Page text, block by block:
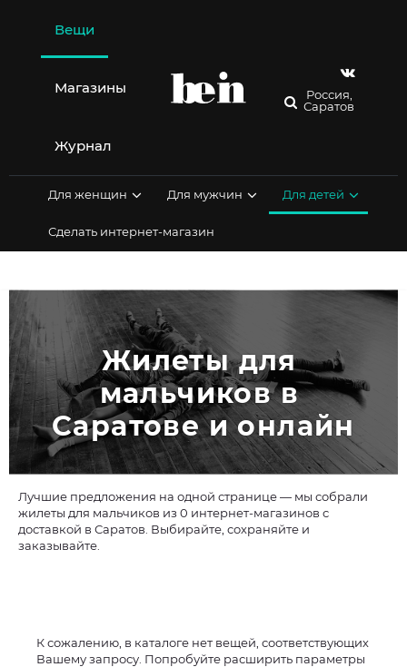
содержимому
Вещи
Магазины
Журнал
Россия,
Саратов
Для женщин Для мужчин Для детей
Сделать интернет-магазин
Жилеты для
мальчиков в
Саратове и онлайн
Лучшие предложения на одной странице — мы собрали
жилеты для мальчиков из 0 интернет-магазинов с
доставкой в Саратов. Выбирайте, сохраняйте и
заказывайте.
К сожалению, в каталоге нет вещей, соответствующих
Вашему запросу. Попробуйте расширить параметры